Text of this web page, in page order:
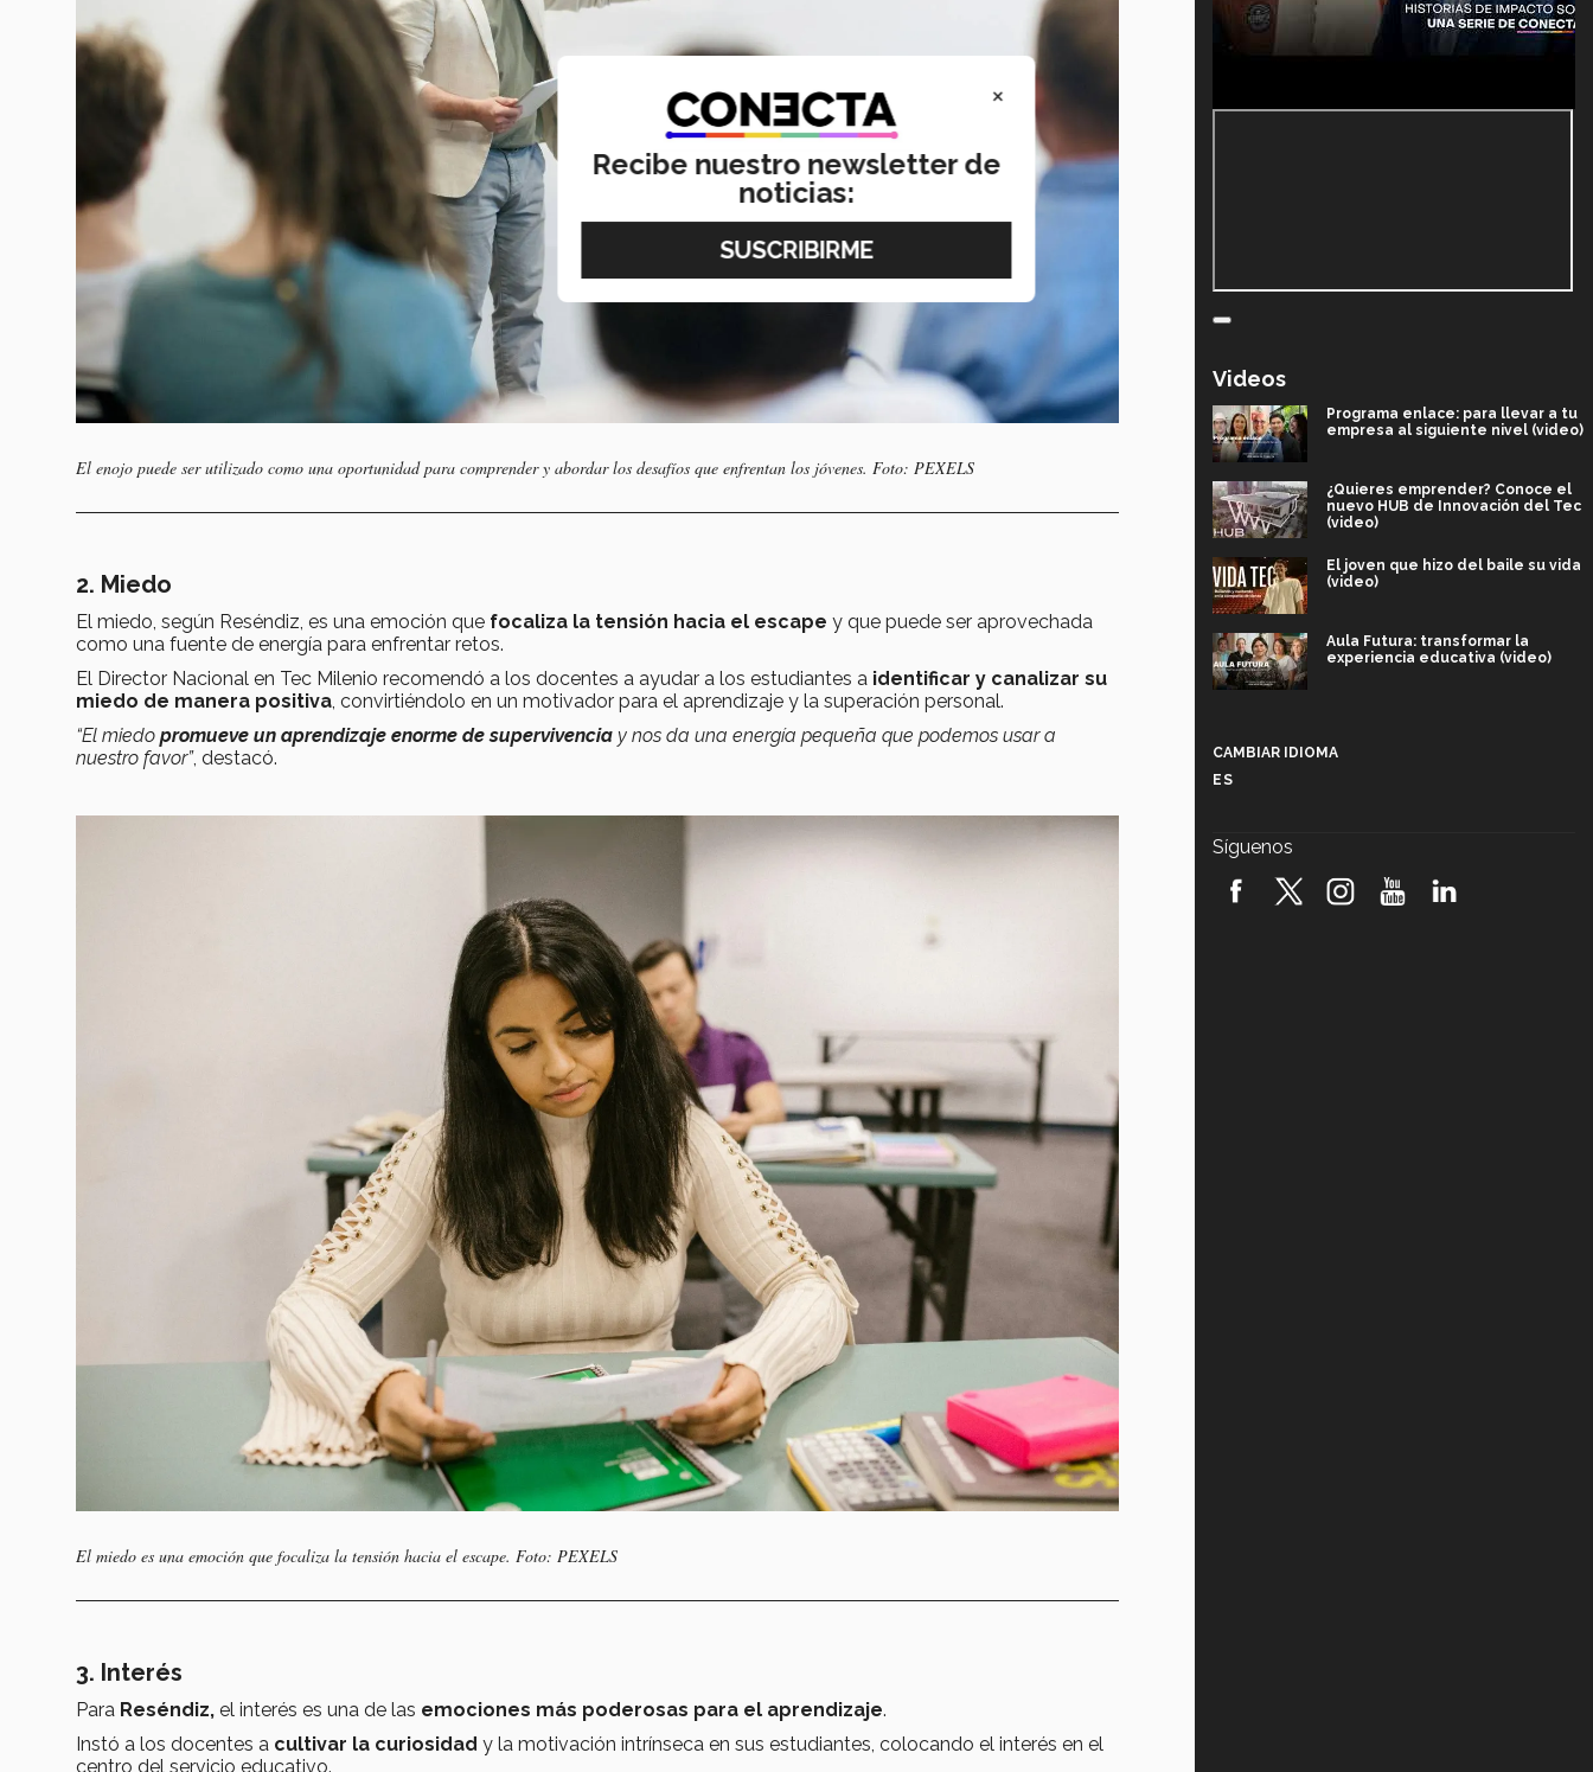
El enojo puede ser utilizado como una oportunidad para comprender y abordar los desafíos que enfrentan los jóvenes. Foto: PEXELS
2. Miedo
El miedo, según Reséndiz, es una emoción que focaliza la tensión hacia el escape y que puede ser aprovechada
como una fuente de energía para enfrentar retos.
El Director Nacional en Tec Milenio recomendó a los docentes a ayudar a los estudiantes a identificar y canalizar su
miedo de manera positiva, convirtiéndolo en un motivador para el aprendizaje y la superación personal.
“El miedo promueve un aprendizaje enorme de supervivencia y nos da una energía pequeña que podemos usar a
nuestro favor”, destacó.
El miedo es una emoción que focaliza la tensión hacia el escape. Foto: PEXELS
3. Interés
Para Reséndiz, el interés es una de las emociones más poderosas para el aprendizaje.
Instó a los docentes a cultivar la curiosidad y la motivación intrínseca en sus estudiantes, colocando el interés en el
centro del servicio educativo.
Videos
Programa enlace: para llevar a tu
empresa al siguiente nivel (video)
¿Quieres emprender? Conoce el
nuevo HUB de Innovación del Tec
(video)
El joven que hizo del baile su vida
(video)
Aula Futura: transformar la
experiencia educativa (video)
robótica FIRST 2026! (video)
CAMBIAR IDIOMA
ES
Síguenos
×
Recibe nuestro newsletter de
noticias: